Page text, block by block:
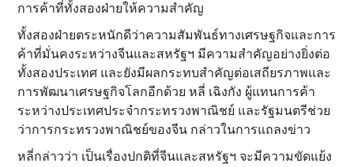
การค้าที่ทั้งสองฝ่ายให้ความสำคัญ
ทั้งสองฝ่ายตระหนักดีว่าความสัมพันธ์ทางเศรษฐกิจและการ
ค้าที่มั่นคงระหว่างจีนและสหรัฐฯ มีความสำคัญอย่างยิ่งต่อ
ทั้งสองประเทศ และยังมีผลกระทบสำคัญต่อเสถียรภาพและ
การพัฒนาเศรษฐกิจโลกอีกด้วย หลี่ เฉิงกัง ผู้แทนการค้า
ระหว่างประเทศประจำกระทรวงพาณิชย์ และรัฐมนตรีช่วย
ว่าการกระทรวงพาณิชย์ของจีน กล่าวในการแถลงข่าว
หลี่กล่าวว่า เป็นเรื่องปกติที่จีนและสหรัฐฯ จะมีความขัดแย้ง